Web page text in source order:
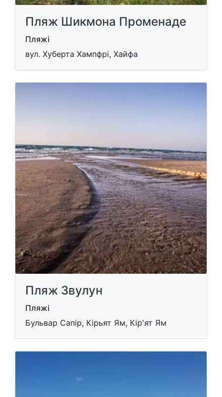
Пляж Шикмона Променаде
Пляжі
вул. Хуберта Хампфрі, Хайфа
Пляж Звулун
Пляжі
Бульвар Сапір, Кірьят Ям, Кір'ят Ям